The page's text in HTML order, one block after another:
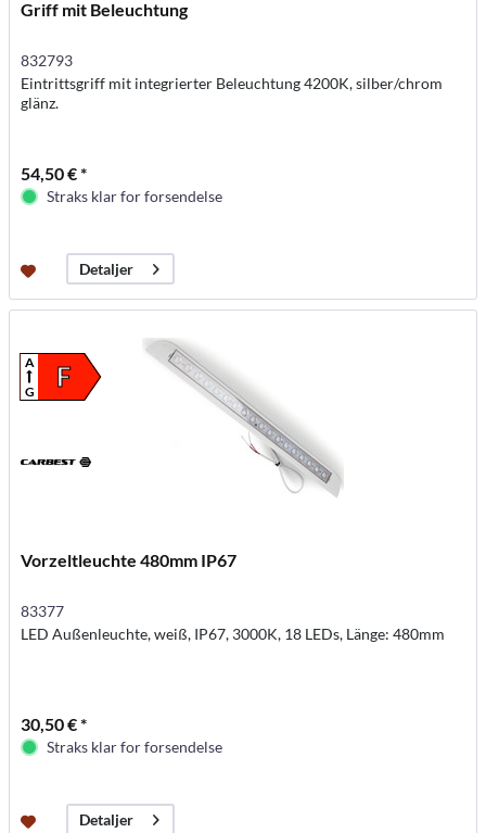
Griff mit Beleuchtung
832793
Eintrittsgriff mit integrierter Beleuchtung 4200K, silber/chrom
glänz.
54,50 € *
Straks klar for forsendelse
Detaljer
F
A
G
Vorzeltleuchte 480mm IP67
83377
LED Außenleuchte, weiß, IP67, 3000K, 18 LEDs, Länge: 480mm
30,50 € *
Straks klar for forsendelse
Detaljer